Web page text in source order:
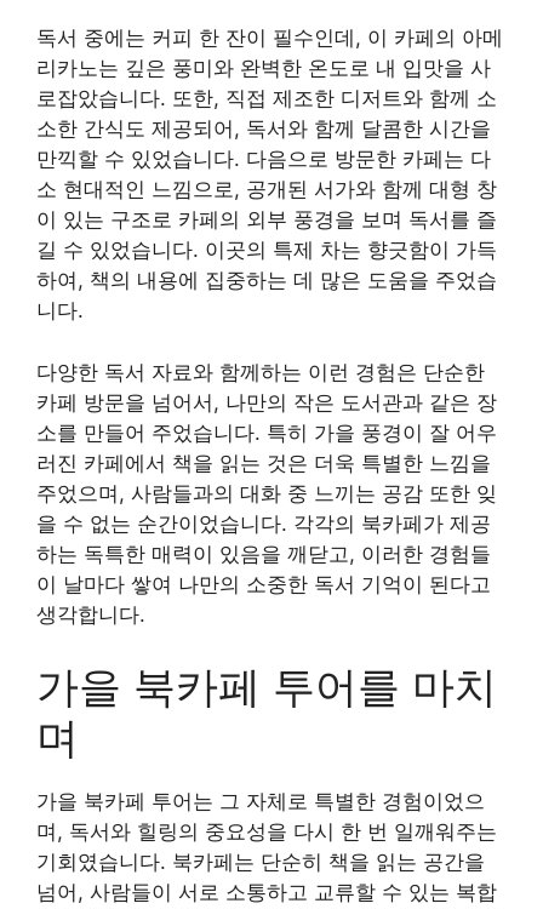
독서 중에는 커피 한 잔이 필수인데, 이 카페의 아메
리카노는 깊은 풍미와 완벽한 온도로 내 입맛을 사
로잡았습니다. 또한, 직접 제조한 디저트와 함께 소
소한 간식도 제공되어, 독서와 함께 달콤한 시간을
만끽할 수 있었습니다. 다음으로 방문한 카페는 다
소 현대적인 느낌으로, 공개된 서가와 함께 대형 창
이 있는 구조로 카페의 외부 풍경을 보며 독서를 즐
길 수 있었습니다. 이곳의 특제 차는 향긋함이 가득
하여, 책의 내용에 집중하는 데 많은 도움을 주었습
니다.
다양한 독서 자료와 함께하는 이런 경험은 단순한
카페 방문을 넘어서, 나만의 작은 도서관과 같은 장
소를 만들어 주었습니다. 특히 가을 풍경이 잘 어우
러진 카페에서 책을 읽는 것은 더욱 특별한 느낌을
주었으며, 사람들과의 대화 중 느끼는 공감 또한 잊
을 수 없는 순간이었습니다. 각각의 북카페가 제공
하는 독특한 매력이 있음을 깨닫고, 이러한 경험들
이 날마다 쌓여 나만의 소중한 독서 기억이 된다고
생각합니다.
가을 북카페 투어를 마치
며
가을 북카페 투어는 그 자체로 특별한 경험이었으
며, 독서와 힐링의 중요성을 다시 한 번 일깨워주는
기회였습니다. 북카페는 단순히 책을 읽는 공간을
넘어, 사람들이 서로 소통하고 교류할 수 있는 복합